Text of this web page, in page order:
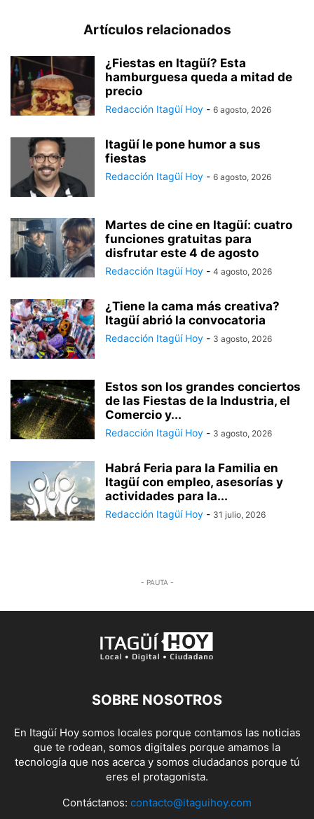
Artículos relacionados
¿Fiestas en Itagüí? Esta
hamburguesa queda a mitad de
precio
Redacción Itagüí Hoy - 6 agosto, 2026
Itagüí le pone humor a sus
fiestas
Redacción Itagüí Hoy - 6 agosto, 2026
Martes de cine en Itagüí: cuatro
funciones gratuitas para
disfrutar este 4 de agosto
Redacción Itagüí Hoy - 4 agosto, 2026
¿Tiene la cama más creativa?
Itagüí abrió la convocatoria
Redacción Itagüí Hoy - 3 agosto, 2026
Estos son los grandes conciertos
de las Fiestas de la Industria, el
Comercio y...
Redacción Itagüí Hoy - 3 agosto, 2026
Habrá Feria para la Familia en
Itagüí con empleo, asesorías y
actividades para la...
Redacción Itagüí Hoy - 31 julio, 2026
- PAUTA -
SOBRE NOSOTROS
En Itagüí Hoy somos locales porque contamos las noticias
que te rodean, somos digitales porque amamos la
tecnología que nos acerca y somos ciudadanos porque tú
eres el protagonista.
Contáctanos: contacto@itaguihoy.com